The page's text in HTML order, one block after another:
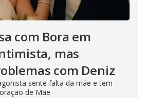
com Bora em
mas
com Deniz
sente falta da mãe e tem
de Mãe